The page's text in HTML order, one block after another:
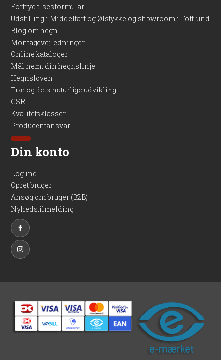
Fortrydelsesformular
Udstilling i Middelfart og Ølstykke og showroom i Toftlund
Blog om hegn
Montagevejledninger
Online kataloger
Mål nemt din hegnslinje
Hegnsloven
Træ og dets naturlige udvikling
CSR
Kvalitetsklasser
Producentansvar
Din konto
Log ind
Opret bruger
Ansøg om bruger (B2B)
Nyhedstilmelding